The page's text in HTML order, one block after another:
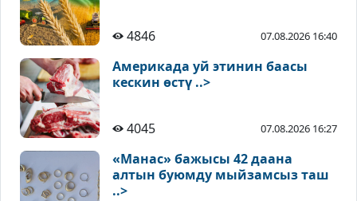
4846 07.08.2026 16:40
Америкада уй этинин баасы
кескин өстү ..>
4045 07.08.2026 16:27
«Манас» бажысы 42 даана
алтын буюмду мыйзамсыз таш
..>